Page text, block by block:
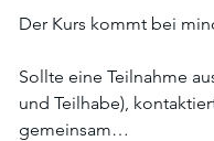
Der Kurs kommt bei
Sollte eine Teilnahme
und Teilhabe),
gemeinsam…